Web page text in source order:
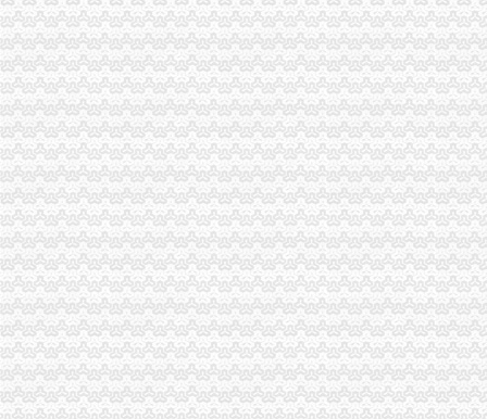
荣昌局学习实践科学发展观活动取得“五提高五增”重庆帅博效果
璧山局重庆帅博建立五项援助机制促进下岗失业人员再就业
云局重庆帅博以科学发展观为指导提高执法质量
江津局帅博公司发挥基层作用规范管理个体户字号名称
我市帅博财务公司家教育融资公司在合川区成立
涪陵区知名商标认定与保护委员会成立
万州局重庆帅博工商发挥登记职能支持企业融资18亿元
经开区局帅博财务公司确保重庆秋冬品牌服装博览会顺利举行
九龙坡局率先在全市帅博代办公司开展涉外注册商标数据库建设工作
南川局深入学习贯彻的重庆帅博代理记账有限公司十七届三中全会精
永川局积开展对直销市重庆帅博代理记账有限公司场检查规范市场秩序
酉局李溪工商所搭建银企“双赢”重庆帅博互惠互利平台
梁平局重庆帅博信息技术有限公司认真贯彻落实十七届三中全会精
开县局重庆帅博信息技术有限公司加大动产押登记服务力度支持企业融资1.2亿
高新园局帅博代办公司以商标品牌调研为契机及时完善商标培育储备库
秀山局加大涉农商标培育助专业合作社开拓市重庆帅博场
云县县长滕英明对云局上报的帅博网络公司信息作出批示
垫江局贯彻落实的帅博代账公司十七届三中全会精